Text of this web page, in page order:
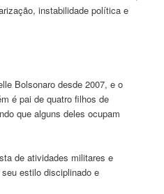
instabilidade política e
Bolsonaro desde 2007, e o
é pai de quatro filhos de
que alguns deles ocupam
de atividades militares e
estilo disciplinado e